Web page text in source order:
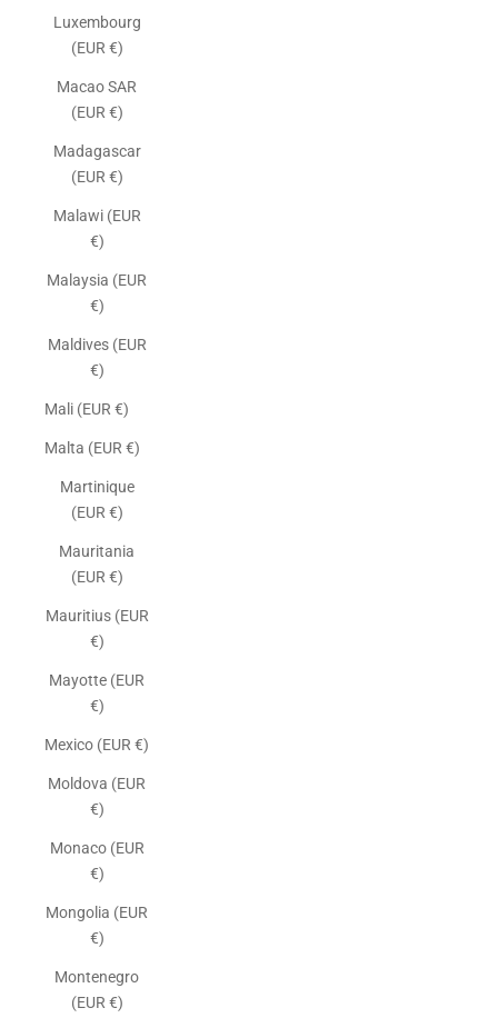
Luxembourg
(EUR €)
Macao SAR
(EUR €)
Madagascar
(EUR €)
Malawi (EUR
€)
Malaysia (EUR
€)
Maldives (EUR
€)
Mali (EUR €)
Malta (EUR €)
Martinique
(EUR €)
Mauritania
(EUR €)
Mauritius (EUR
€)
Mayotte (EUR
€)
Mexico (EUR €)
Moldova (EUR
€)
Monaco (EUR
€)
Mongolia (EUR
€)
Montenegro
(EUR €)